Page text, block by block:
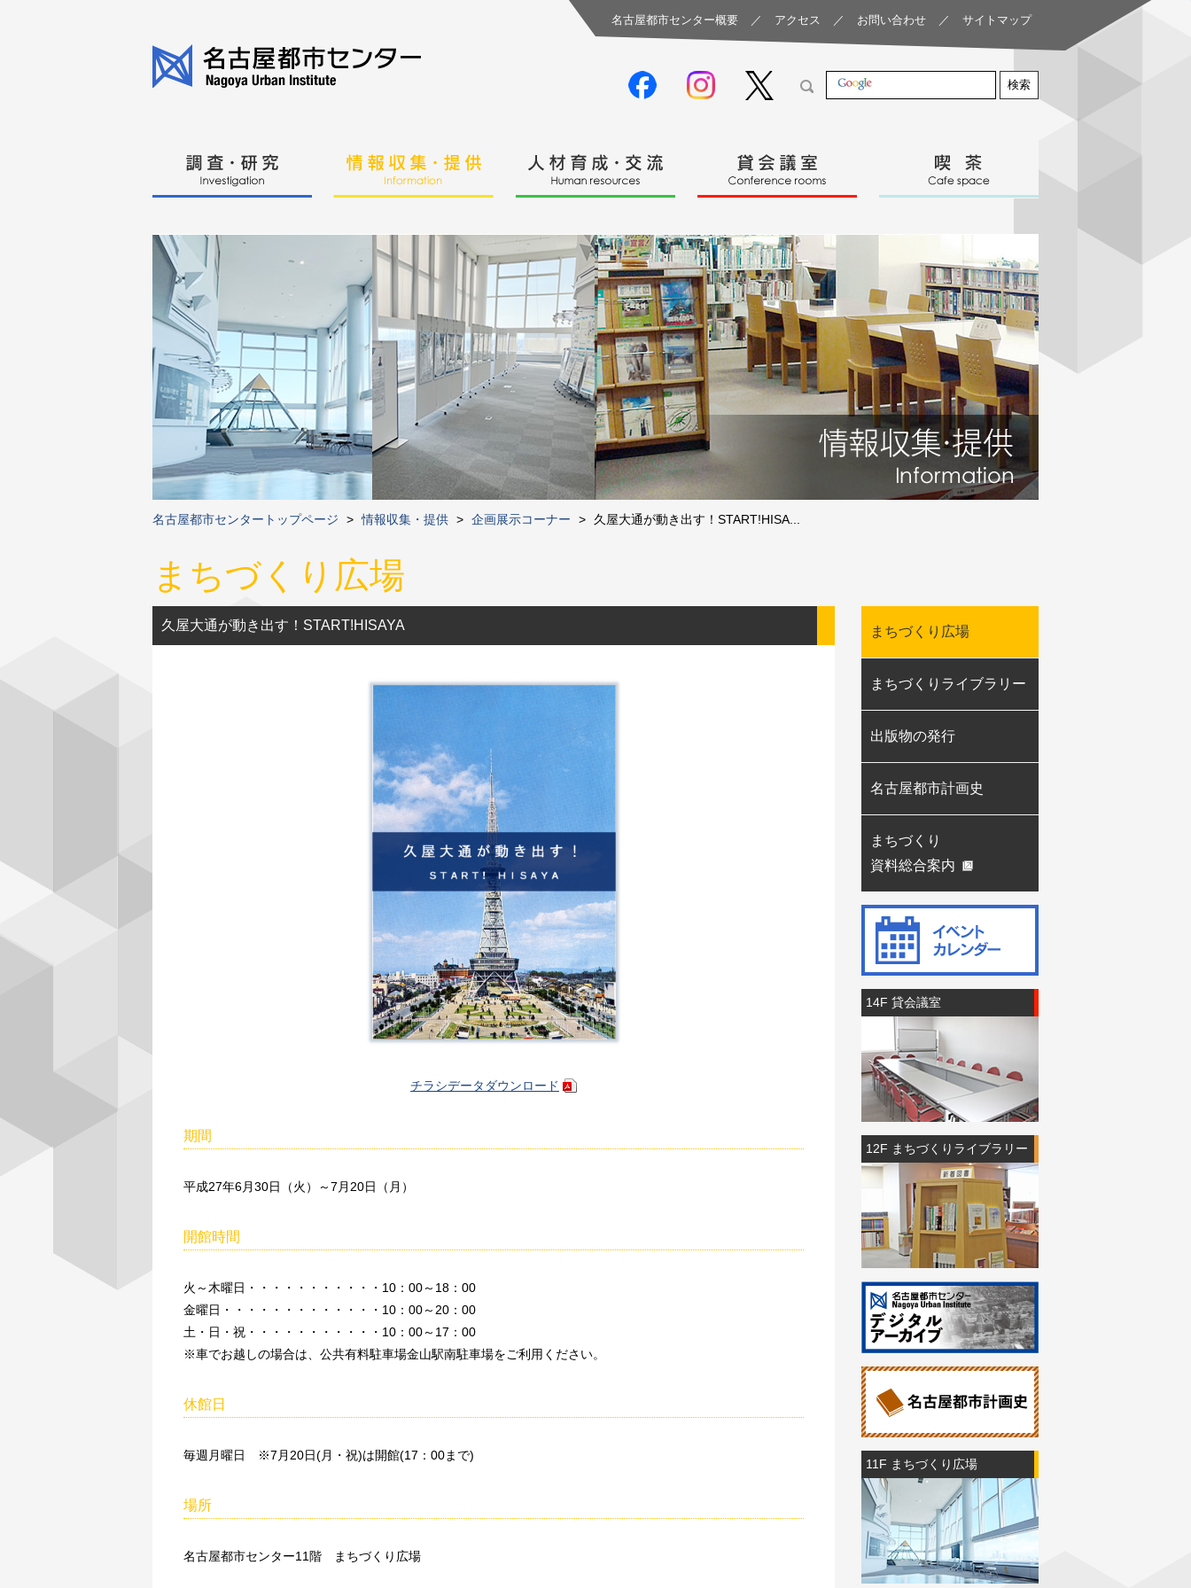
名古屋都市センター概要 ／ アクセス ／ お問い合わせ ／ サイトマップ
名古屋都市センタートップページ > 情報収集・提供 > 企画展示コーナー > 久屋大通が動き出す！START!HISA...
まちづくり広場
まちづくり広場
まちづくりライブラリー
出版物の発行
名古屋都市計画史
まちづくり
資料総合案内
14F 貸会議室
12F まちづくりライブラリー
11F まちづくり広場
久屋大通が動き出す！START!HISAYA
チラシデータダウンロード
期間
平成27年6月30日（火）～7月20日（月）
開館時間
火～木曜日・・・・・・・・・・・10：00～18：00
金曜日・・・・・・・・・・・・・10：00～20：00
土・日・祝・・・・・・・・・・・10：00～17：00
※車でお越しの場合は、公共有料駐車場金山駅南駐車場をご利用ください。
休館日
毎週月曜日 ※7月20日(月・祝)は開館(17：00まで)
場所
名古屋都市センター11階 まちづくり広場